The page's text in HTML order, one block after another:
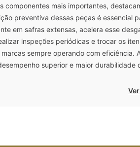
componentes mais importantes,
preventiva dessas peças é essencial
em safras extensas, acelera esse
inspeções periódicas e trocar os
sempre operando com
superior e maior durabilidade